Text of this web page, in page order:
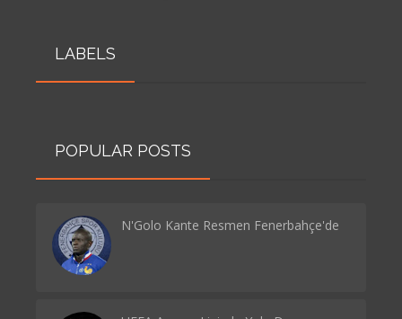
LABELS
POPULAR POSTS
N'Golo Kante Resmen Fenerbahçe'de